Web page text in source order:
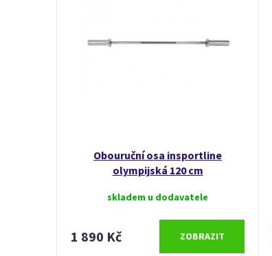
Obouruční osa insportline
olympijská 120 cm
skladem u dodavatele
1 890 Kč ZOBRAZIT